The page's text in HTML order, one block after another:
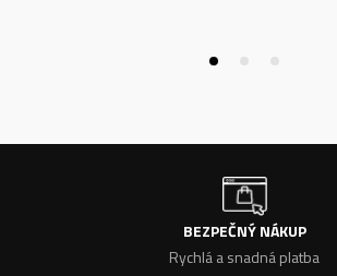
BEZPEČNÝ NÁKUP
Rychlá a snadná platba